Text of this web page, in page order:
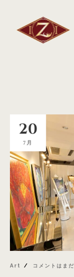
20
7月
Art コメントはま